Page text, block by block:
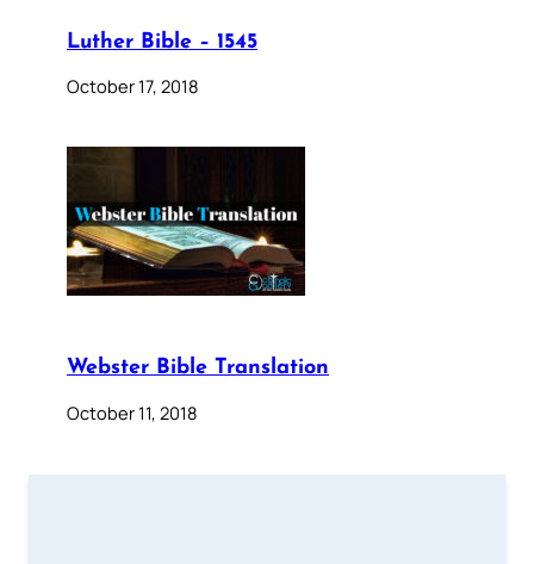
Luther Bible – 1545
October 17, 2018
Webster Bible Translation
October 11, 2018